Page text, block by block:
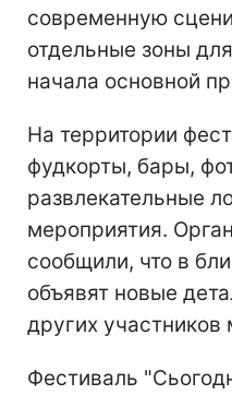
современную
отдельные зоны
начала основной
На территории
фудкорты, бары,
развлекательные
мероприятия.
сообщили, что в
объявят новые
других участников
Фестиваль